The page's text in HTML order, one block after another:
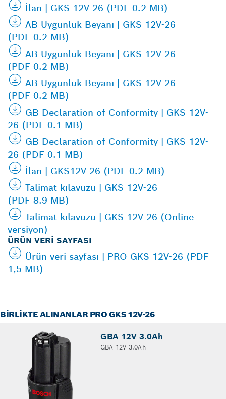
İlan | GKS 12V-26 (PDF 0.2 MB)
AB Uygunluk Beyanı | GKS 12V-26
(PDF 0.2 MB)
AB Uygunluk Beyanı | GKS 12V-26
(PDF 0.2 MB)
AB Uygunluk Beyanı | GKS 12V-26
(PDF 0.2 MB)
GB Declaration of Conformity | GKS 12V-
26 (PDF 0.1 MB)
GB Declaration of Conformity | GKS 12V-
26 (PDF 0.1 MB)
İlan | GKS12V-26 (PDF 0.2 MB)
Talimat kılavuzu | GKS 12V-26
(PDF 8.9 MB)
Talimat kılavuzu | GKS 12V-26 (Online
versiyon)
ÜRÜN VERI SAYFASI
Ürün veri sayfası | PRO GKS 12V-26 (PDF
1,5 MB)
BIRLIKTE ALINANLAR PRO GKS 12V-26
GBA 12V 3.0Ah
GBA 12V 3.0Ah